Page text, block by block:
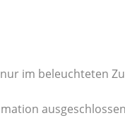
im beleuchteten